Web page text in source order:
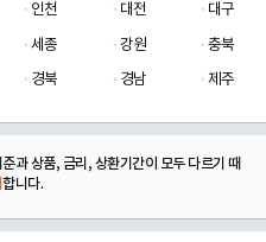
인천 대전
대구
세종 강원
충북
경북 경남 제주
과 상품, 금리, 상환기간이 모두 다르기 때
합니다.